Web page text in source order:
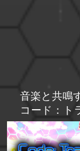
音楽と共鳴
コード：ト